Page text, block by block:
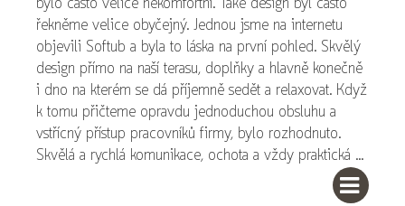
řekněme velice obyčejný. Jednou jsme na internetu
objevili Softub a byla to láska na první pohled. Skvělý
design přímo na naší terasu, doplňky a hlavně konečně
i dno na kterém se dá příjemně sedět a relaxovat. Když
k tomu přičteme opravdu jednoduchou obsluhu a
vstřícný přístup pracovníků firmy, bylo rozhodnuto.
Skvělá a rychlá komunikace, ochota a vždy praktická ...